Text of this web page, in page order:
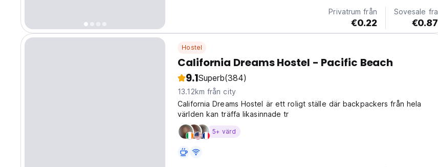
Privatrum från
€0.22
Sovesale fra
€0.87
Hostel
California Dreams Hostel - Pacific Beach
9.1Superb(384)
13.12km från city
California Dreams Hostel är ett roligt ställe där backpackers från hela
världen kan träffa likasinnade tr
5+ värd